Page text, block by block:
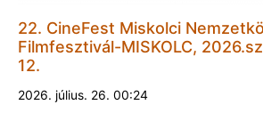
22. CineFest Miskolci
Filmfesztivál-MISKOLC,
12.
2026. július. 26. 00:24